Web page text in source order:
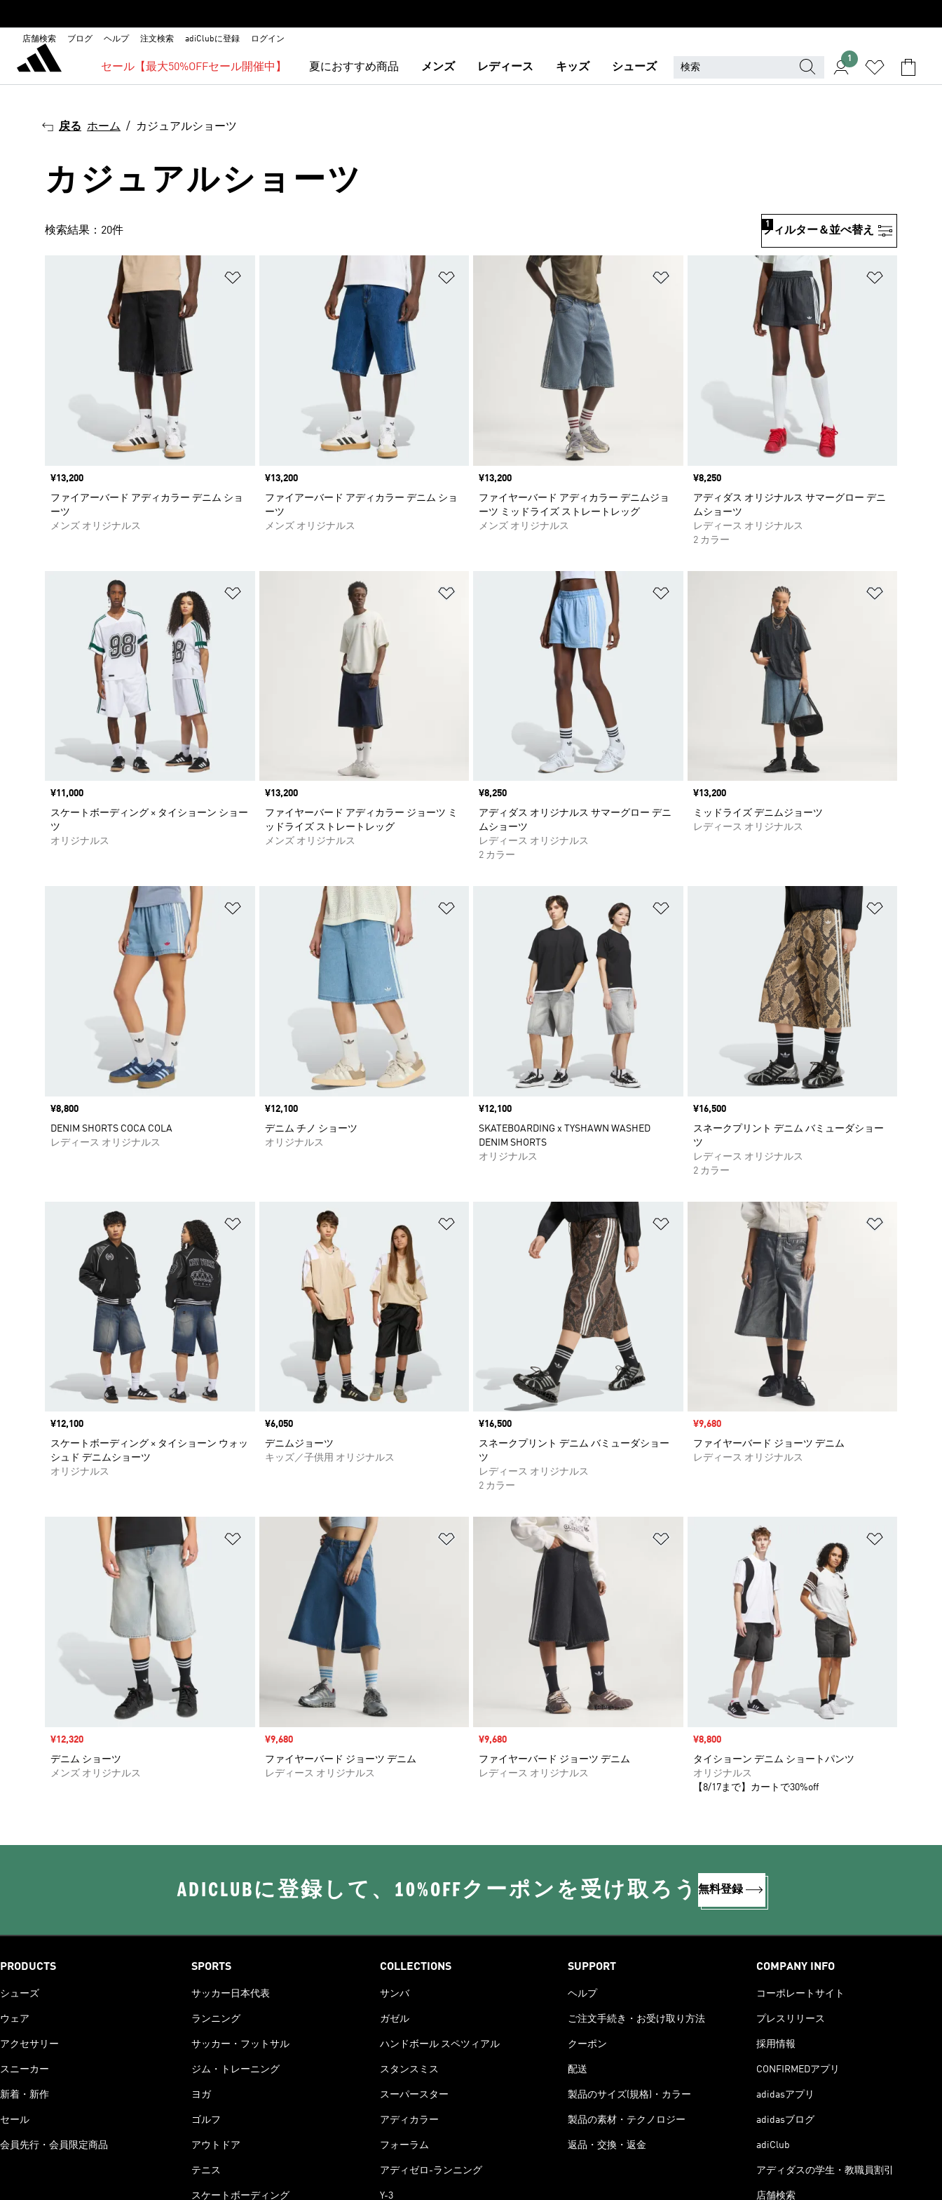
店舗検索 ブログ ヘルプ 注文検索 adiClubに登録 ログイン
セール【最大50%OFFセール開催中】 夏におすすめ商品 メンズ レディース キッズ シューズ
1
戻る ホーム カジュアルショーツ
カジュアルショーツ
検索結果：20件 フィルター＆並べ替え
1
ほしいものリストに追加
価格
¥13,200
ファイアーバード アディカラー デニム ショ
ーツ
メンズ オリジナルス
ほしいものリストに追加
価格
¥13,200
ファイアーバード アディカラー デニム ショ
ーツ
メンズ オリジナルス
ほしいものリストに追加
価格
¥13,200
ファイヤーバード アディカラー デニムジョ
ーツ ミッドライズ ストレートレッグ
メンズ オリジナルス
価格
¥8,250
アディダス オリジナルス サマーグロー デニ
ムショーツ
レディース オリジナルス
2 カラー
ほしいものリストに追加
価格
¥11,000
スケートボーディング × タイショーン ショー
ツ
オリジナルス
ほしいものリストに追加
価格
¥13,200
ファイヤーバード アディカラー ジョーツ ミ
ッドライズ ストレートレッグ
メンズ オリジナルス
ほしいものリストに追加
価格
¥8,250
アディダス オリジナルス サマーグロー デニ
ムショーツ
レディース オリジナルス
2 カラー
価格
¥13,200
ミッドライズ デニムジョーツ
レディース オリジナルス
ほしいものリストに追加
価格
¥8,800
DENIM SHORTS COCA COLA
レディース オリジナルス
ほしいものリストに追加
価格
¥12,100
デニム チノ ショーツ
オリジナルス
ほしいものリストに追加
価格
¥12,100
SKATEBOARDING x TYSHAWN WASHED
DENIM SHORTS
オリジナルス
価格
¥16,500
スネークプリント デニム バミューダショー
ツ
レディース オリジナルス
2 カラー
ほしいものリストに追加
価格
¥12,100
スケートボーディング × タイショーン ウォッ
シュド デニムショーツ
オリジナルス
ほしいものリストに追加
価格
¥6,050
デニムジョーツ
キッズ／子供用 オリジナルス
ほしいものリストに追加
価格
¥16,500
スネークプリント デニム バミューダショー
ツ
レディース オリジナルス
2 カラー
セール価格
¥9,680
ファイヤーバード ジョーツ デニム
レディース オリジナルス
ほしいものリストに追加
セール価格
¥12,320
デニム ショーツ
メンズ オリジナルス
ほしいものリストに追加
セール価格
¥9,680
ファイヤーバード ジョーツ デニム
レディース オリジナルス
ほしいものリストに追加
セール価格
¥9,680
ファイヤーバード ジョーツ デニム
レディース オリジナルス
セール価格
¥8,800
タイショーン デニム ショートパンツ
オリジナルス
【8/17まで】カートで30%off
ADICLUBに登録して、10%OFFクーポンを受け取ろう 無料登録
PRODUCTS
シューズ
ウェア
アクセサリー
スニーカー
新着・新作
セール
会員先行・会員限定商品
SPORTS
サッカー日本代表
ランニング
サッカー・フットサル
ジム・トレーニング
ヨガ
ゴルフ
アウトドア
テニス
スケートボーディング
COLLECTIONS
サンバ
ガゼル
ハンドボール スペツィアル
スタンスミス
スーパースター
アディカラー
フォーラム
アディゼロ-ランニング
Y-3
SUPPORT
ヘルプ
ご注文手続き・お受け取り方法
クーポン
配送
製品のサイズ(規格)・カラー
製品の素材・テクノロジー
返品・交換・返金
COMPANY INFO
コーポレートサイト
プレスリリース
採用情報
CONFIRMEDアプリ
adidasアプリ
adidasブログ
adiClub
アディダスの学生・教職員割引
店舗検索